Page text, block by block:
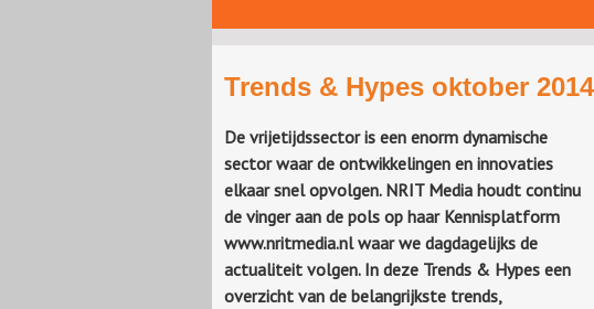
Trends & Hypes oktober 2014
De vrijetijdssector is een enorm dynamische
sector waar de ontwikkelingen en innovaties
elkaar snel opvolgen. NRIT Media houdt continu
de vinger aan de pols op haar Kennisplatform
www.nritmedia.nl waar we dagdagelijks de
actualiteit volgen. In deze Trends & Hypes een
overzicht van de belangrijkste trends,